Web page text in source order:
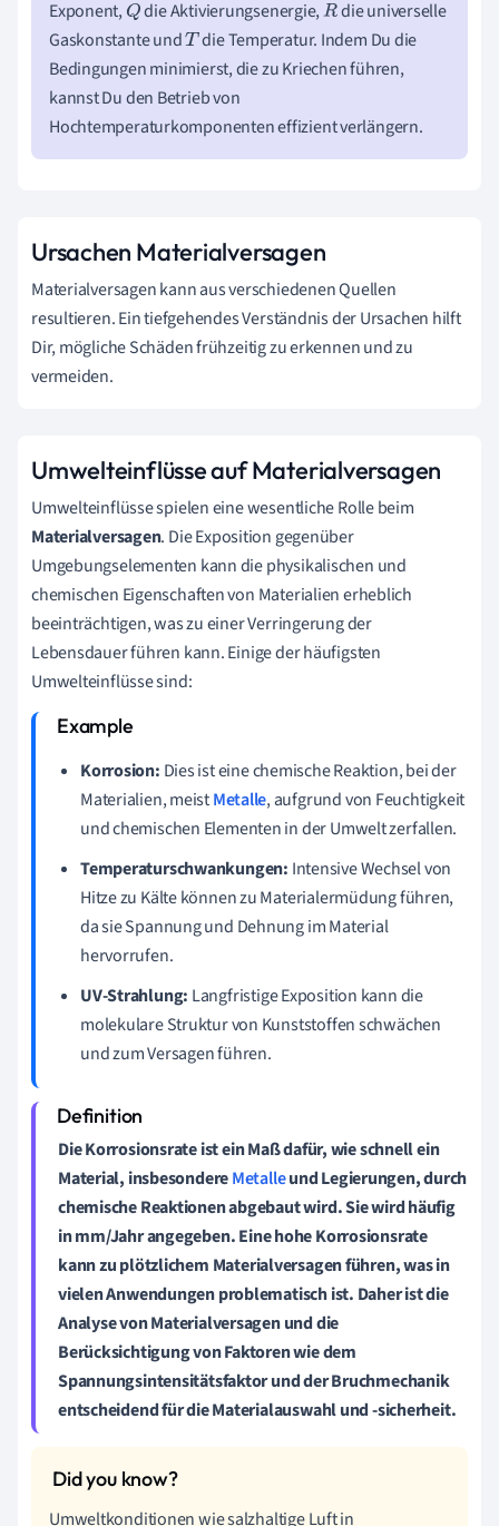
c
Exponent, Q die Aktivierungsenergie,R die universelle
Gaskonstante undT die Temperatur. Indem Du die
Bedingungen minimierst, die zu Kriechen führen,
kannst Du den Betrieb von
Hochtemperaturkomponenten effizient verlängern.
Ursachen Materialversagen
Materialversagen kann aus verschiedenen Quellen
resultieren. Ein tiefgehendes Verständnis der Ursachen hilft
Dir, mögliche Schäden frühzeitig zu erkennen und zu
vermeiden.
Umwelteinflüsse auf Materialversagen
Umwelteinflüsse spielen eine wesentliche Rolle beim
Materialversagen. Die Exposition gegenüber
Umgebungselementen kann die physikalischen und
chemischen Eigenschaften von Materialien erheblich
beeinträchtigen, was zu einer Verringerung der
Lebensdauer führen kann. Einige der häufigsten
Umwelteinflüsse sind:
Korrosion: Dies ist eine chemische Reaktion, bei der
Materialien, meistMetalle, aufgrund von Feuchtigkeit
und chemischen Elementen in der Umwelt zerfallen.
Temperaturschwankungen: Intensive Wechsel von
Hitze zu Kälte können zu Materialermüdung führen,
da sie Spannung und Dehnung im Material
hervorrufen.
UV-Strahlung: Langfristige Exposition kann die
molekulare Struktur von Kunststoffen schwächen
und zum Versagen führen.
DieKorrosionsrateist ein Maß dafür, wie schnell ein
Material, insbesondereMetalleund Legierungen, durch
chemische Reaktionen abgebaut wird. Sie wird häufig
inmm/Jahrangegeben. Eine hohe Korrosionsrate
kann zu plötzlichem Materialversagenführen, was in
vielen Anwendungen problematisch ist. Daher ist die
Analyse von Materialversagen und die
Berücksichtigung von Faktoren wie dem
Spannungsintensitätsfaktor und der Bruchmechanik
entscheidend für die Materialauswahl und -sicherheit.
Umweltkonditionen wie salzhaltige Luft in